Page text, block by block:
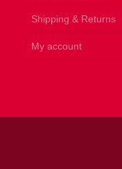
Shipping & Returns
My account